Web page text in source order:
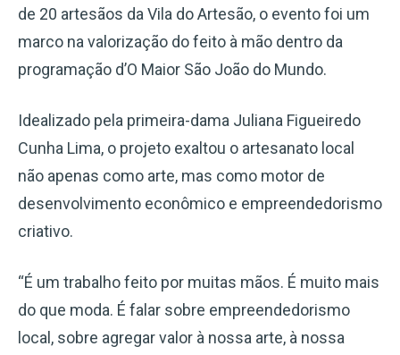
de 20 artesãos da Vila do Artesão, o evento foi um
marco na valorização do feito à mão dentro da
programação d’O Maior São João do Mundo.
Idealizado pela primeira-dama Juliana Figueiredo
Cunha Lima, o projeto exaltou o artesanato local
não apenas como arte, mas como motor de
desenvolvimento econômico e empreendedorismo
criativo.
“É um trabalho feito por muitas mãos. É muito mais
do que moda. É falar sobre empreendedorismo
local, sobre agregar valor à nossa arte, à nossa